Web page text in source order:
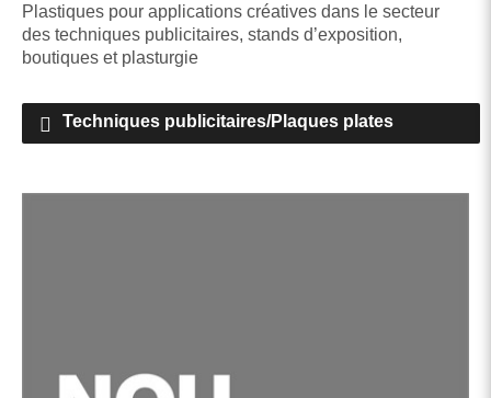
Plastiques pour applications créatives dans le secteur
des techniques publicitaires, stands d’exposition,
boutiques et plasturgie
Techniques publicitaires/Plaques plates